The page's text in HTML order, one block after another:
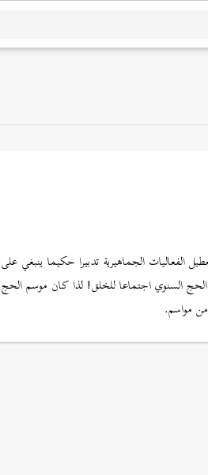
الفعاليات الجماهيرية تدبيرا حكيما ينبغي
السنوي اجتماعا للخلق! لذا كان موسم الحج
مواسم.